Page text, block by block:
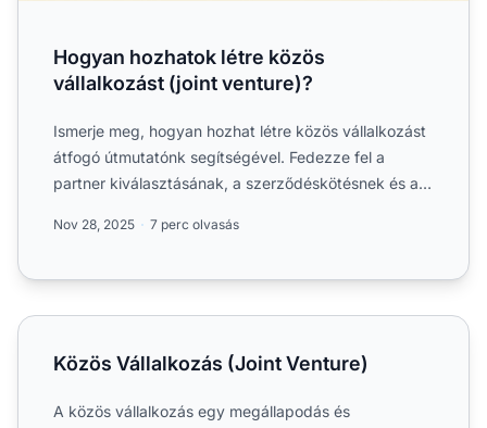
Hogyan hozhatok létre közös
vállalkozást (joint venture)?
Ismerje meg, hogyan hozhat létre közös vállalkozást
átfogó útmutatónk segítségével. Fedezze fel a
partner kiválasztásának, a szerződéskötésnek és a
Nov 28, 2025 7 perc olvasás
Közös Vállalkozás (Joint Venture)
Közös Vállalkozás (Joint Venture)
A közös vállalkozás egy megállapodás és